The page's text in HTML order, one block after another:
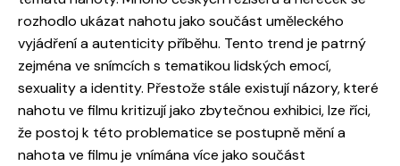
rozhodlo ukázat nahotu jako součást uměleckého
vyjádření a autenticity příběhu. Tento trend je patrný
zejména ve snímcích s tematikou lidských emocí,
sexuality a identity. Přestože stále existují názory, které
nahotu ve filmu kritizují jako zbytečnou exhibici, lze říci,
že postoj k této problematice se postupně mění a
nahota ve filmu je vnímána více jako součást